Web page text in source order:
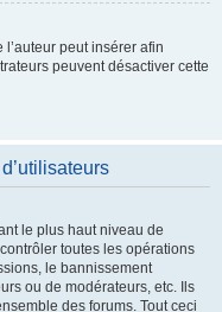
peut insérer afin
peuvent désactiver cette
le plus haut niveau de
toutes les opérations
le bannissement
ou de modérateurs, etc. Ils
des forums. Tout ceci